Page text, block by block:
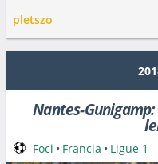
pletszo
Nantes-
Foci • Francia • Ligue 1